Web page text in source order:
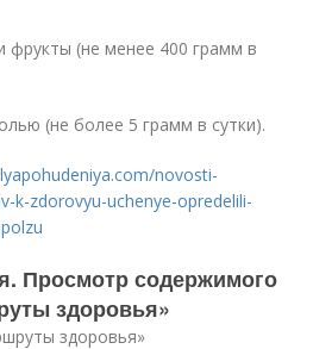
фрукты (не менее 400 грамм в
(не более 5 грамм в сутки).
novosti-
k-zdorovyu-uchenye-opredelili-
Просмотр содержимого
здоровья»
здоровья»